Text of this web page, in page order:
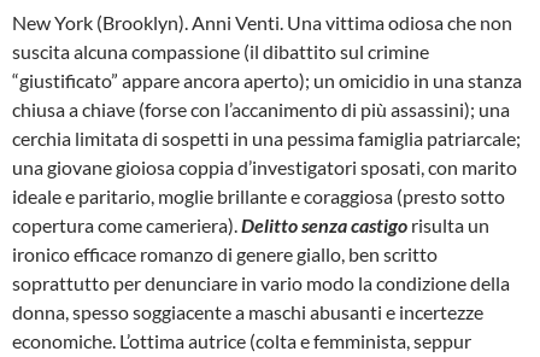
e
b
o
k
i
t
t
e
r
New York (Brooklyn). Anni Venti. Una vittima odiosa che non
suscita alcuna compassione (il dibattito sul crimine
“giustificato” appare ancora aperto); un omicidio in una stanza
chiusa a chiave (forse con l’accanimento di più assassini); una
cerchia limitata di sospetti in una pessima famiglia patriarcale;
una giovane gioiosa coppia d’investigatori sposati, con marito
ideale e paritario, moglie brillante e coraggiosa (presto sotto
copertura come cameriera).Delitto senza castigo risulta un
ironico efficace romanzo di genere giallo, ben scritto
soprattutto per denunciare in vario modo la condizione della
donna, spesso soggiacente a maschi abusanti e incertezze
economiche. L’ottima autrice (colta e femminista, seppur